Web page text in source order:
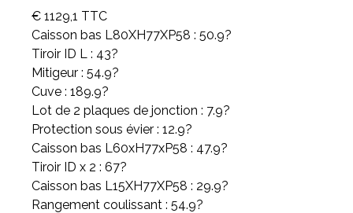
€ 1129,1 TTC
Caisson bas L80XH77XP58 : 50.9?
Tiroir ID L : 43?
Mitigeur : 54.9?
Cuve : 189.9?
Lot de 2 plaques de jonction : 7.9?
Protection sous évier : 12.9?
Caisson bas L60xH77xP58 : 47.9?
Tiroir ID x 2 : 67?
Caisson bas L15XH77XP58 : 29.9?
Rangement coulissant : 54.9?